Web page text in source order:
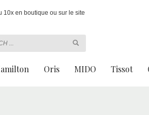
10x en boutique ou sur le site
Oris MIDO Tissot